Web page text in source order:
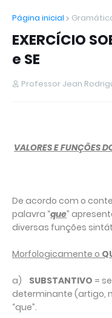
Página inicial
EXERCÍCIO
e SE
Professor Jean
VALORES E FUNÇÕES
De acordo com o
palavra “que”
diversas funções
Morfologicamente o
a) SUBSTANTIVO =
determinante (artigo,
“que”.